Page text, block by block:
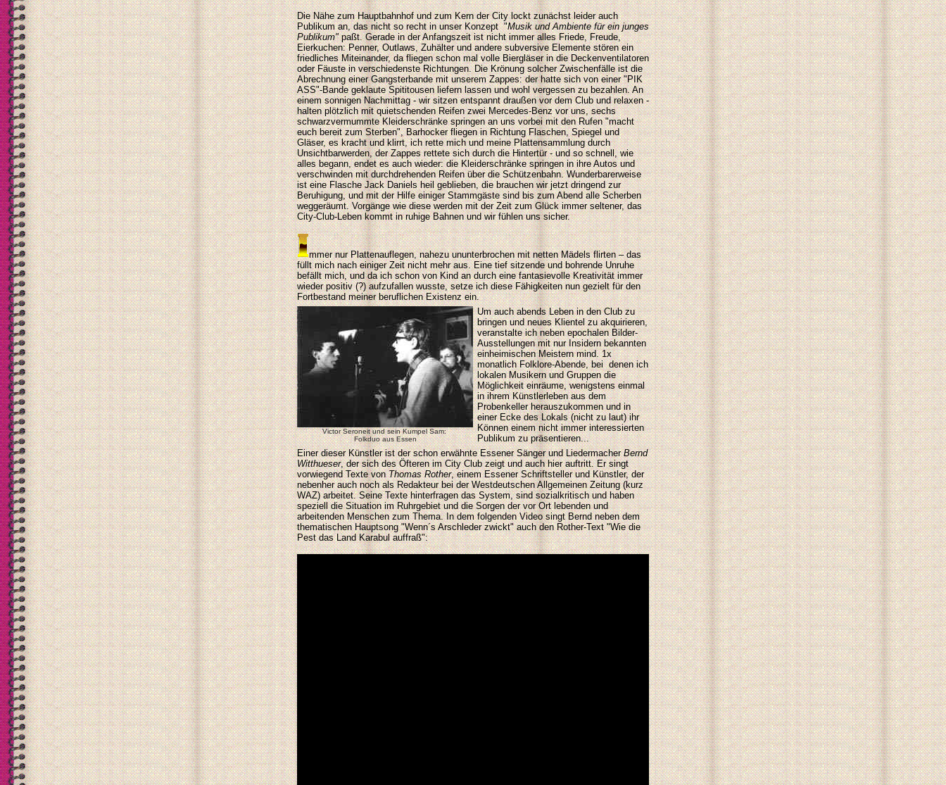
Die Nähe zum Hauptbahnhof und zum Kern der City lockt zunächst leider auch
Publikum an, das nicht so recht in unser Konzept "Musik und Ambiente für ein junges
Publikum"paßt. Gerade in der Anfangszeit ist nicht immer alles Friede, Freude,
Eierkuchen: Penner, Outlaws, Zuhälter und andere subversive Elemente stören ein
friedliches Miteinander, da fliegen schon mal volle Biergläser in die Deckenventilatoren
oder Fäuste in verschiedenste Richtungen. Die Krönung solcher Zwischenfälle ist die
Abrechnung einer Gangsterbande mit unserem Zappes: der hatte sich von einer "PIK
ASS"-Bande geklaute Spititousen liefern lassen und wohl vergessen zu bezahlen. An
einem sonnigen Nachmittag - wir sitzen entspannt draußen vor dem Club und relaxen -
halten plötzlich mit quietschenden Reifen zwei Mercedes-Benz vor uns, sechs
schwarzvermummte Kleiderschränke springen an uns vorbei mit den Rufen "macht
euch bereit zum Sterben", Barhocker fliegen in Richtung Flaschen, Spiegel und
Gläser, es kracht und klirrt, ich rette mich und meine Plattensammlung durch
Unsichtbarwerden, der Zappes rettete sich durch die Hintertür - und so schnell, wie
alles begann, endet es auch wieder: die Kleiderschränke springen in ihre Autos und
verschwinden mit durchdrehenden Reifen über die Schützenbahn. Wunderbarerweise
ist eine Flasche Jack Daniels heil geblieben, die brauchen wir jetzt dringend zur
Beruhigung, und mit der Hilfe einiger Stammgäste sind bis zum Abend alle Scherben
weggeräumt.Vorgänge wie diese werdenmit der Zeit zum Glück immerseltener,das
City-Club-Leben kommt in ruhige Bahnen und wir fühlen uns sicher.
mmer nur Plattenauflegen, nahezu ununterbrochen mit netten Mädels flirten – das
füllt mich nach einiger Zeit nicht mehr aus. Eine tief sitzende und bohrende Unruhe
befällt mich, und da ich schon von Kind an durch eine fantasievolle Kreativität immer
wieder positiv (?) aufzufallen wusste, setze ich diese Fähigkeiten nun gezielt für den
Fortbestand meiner beruflichen Existenz ein.
Victor Seroneit und sein Kumpel Sam:
Folkduo aus Essen
Um auch abends Leben in den Club zu
bringen und neues Klientel zu akquirieren,
veranstalte ich neben epochalen Bilder-
Ausstellungen mit nur Insidern bekannten
einheimischen Meistern mind. 1x
monatlich Folklore-Abende, bei denen ich
lokalen Musikern und Gruppen die
Möglichkeit einräume, wenigstens einmal
in ihrem Künstlerleben aus dem
Probenkeller herauszukommen und in
einer Ecke des Lokals (nicht zu laut) ihr
Können einem nicht immer interessierten
Publikum zu präsentieren...
Einer dieser Künstler ist der schon erwähnte Essener Sänger und LiedermacherBernd
Witthueser, der sich des Öfteren im City Club zeigt und auch hier auftritt. Er singt
vorwiegend Texte vonThomas Rother, einem Essener Schriftsteller und Künstler, der
nebenher auch noch als Redakteur bei der Westdeutschen Allgemeinen Zeitung (kurz
WAZ) arbeitet. Seine Texte hinterfragen das System, sind sozialkritisch und haben
speziell die Situation im Ruhrgebiet und die Sorgen der vor Ort lebenden und
arbeitenden Menschen zum Thema. In dem folgenden Video singt Bernd neben dem
thematischen Hauptsong "Wenn´s Arschleder zwickt" auch den Rother-Text "Wie die
Pest das Land Karabul auffraß":